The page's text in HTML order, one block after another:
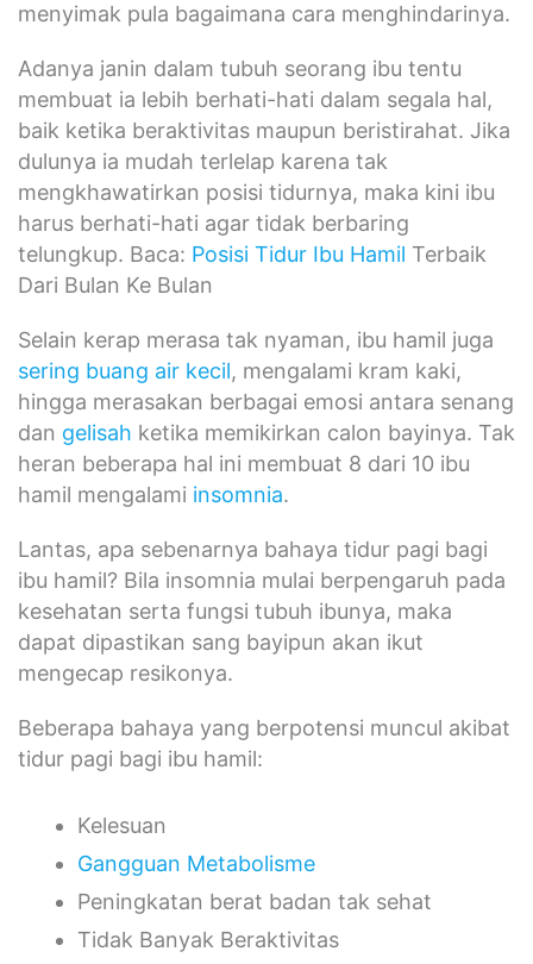
menyimak pula bagaimana cara menghindarinya.
Adanya janin dalam tubuh seorang ibu tentu
membuat ia lebih berhati-hati dalam segala hal,
baik ketika beraktivitas maupun beristirahat. Jika
dulunya ia mudah terlelap karena tak
mengkhawatirkan posisi tidurnya, maka kini ibu
harus berhati-hati agar tidak berbaring
telungkup. Baca: Posisi Tidur Ibu Hamil Terbaik
Dari Bulan Ke Bulan
Selain kerap merasa tak nyaman, ibu hamil juga
sering buang air kecil, mengalami kram kaki,
hingga merasakan berbagai emosi antara senang
dan gelisah ketika memikirkan calon bayinya. Tak
heran beberapa hal ini membuat 8 dari 10 ibu
hamil mengalami insomnia.
Lantas, apa sebenarnya bahaya tidur pagi bagi
ibu hamil? Bila insomnia mulai berpengaruh pada
kesehatan serta fungsi tubuh ibunya, maka
dapat dipastikan sang bayipun akan ikut
mengecap resikonya.
Beberapa bahaya yang berpotensi muncul akibat
tidur pagi bagi ibu hamil:
Kelesuan
Gangguan Metabolisme
Peningkatan berat badan tak sehat
Tidak Banyak Beraktivitas